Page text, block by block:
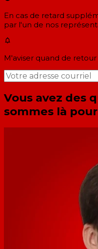
En cas de retard
par l'un de nos
M'aviser quand de
Vous avez des
sommes là